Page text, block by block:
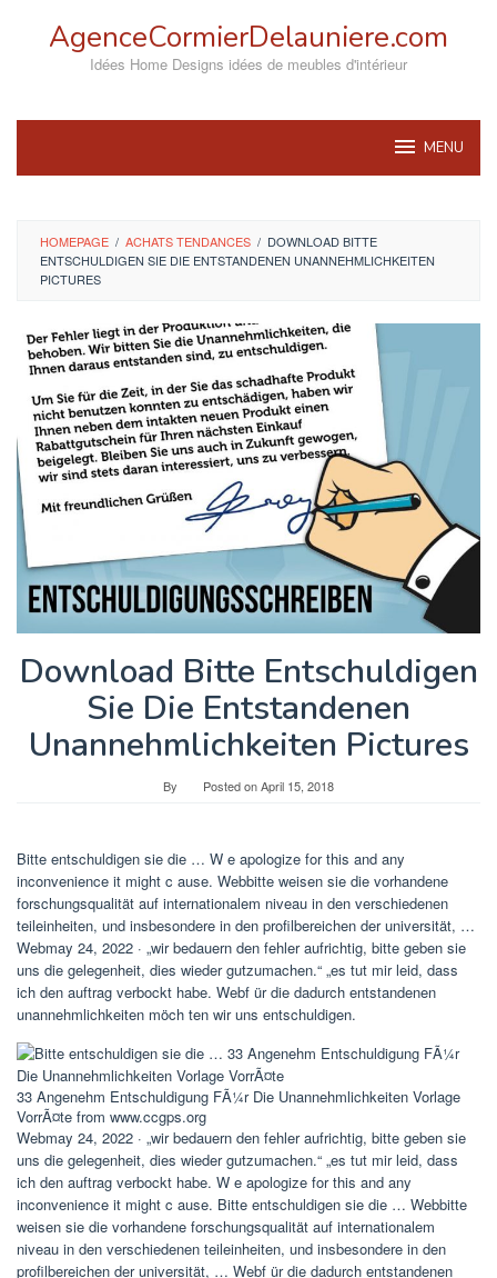
AgenceCormierDelauniere.com
Idées Home Designs idées de meubles d'intérieur
MENU
HOMEPAGE / ACHATS TENDANCES / DOWNLOAD BITTE
ENTSCHULDIGEN SIE DIE ENTSTANDENEN UNANNEHMLICHKEITEN
PICTURES
Download Bitte Entschuldigen
Sie Die Entstandenen
Unannehmlichkeiten Pictures
By Posted onApril 15, 2018
Bitte entschuldigen sie die … W e apologize for this and any
inconvenience it might c ause. Webbitte weisen sie die vorhandene
forschungsqualität auf internationalem niveau in den verschiedenen
teileinheiten, und insbesondere in den profilbereichen der universität, …
Webmay 24, 2022 · „wir bedauern den fehler aufrichtig, bitte geben sie
uns die gelegenheit, dies wieder gutzumachen.“ „es tut mir leid, dass
ich den auftrag verbockt habe. Webf ür die dadurch entstandenen
unannehmlichkeiten möch ten wir uns entschuldigen.
33 Angenehm Entschuldigung FÃ¼r Die Unannehmlichkeiten Vorlage
VorrÃ¤te from www.ccgps.org
Webmay 24, 2022 · „wir bedauern den fehler aufrichtig, bitte geben sie
uns die gelegenheit, dies wieder gutzumachen.“ „es tut mir leid, dass
ich den auftrag verbockt habe. W e apologize for this and any
inconvenience it might c ause. Bitte entschuldigen sie die … Webbitte
weisen sie die vorhandene forschungsqualität auf internationalem
niveau in den verschiedenen teileinheiten, und insbesondere in den
profilbereichen der universität, … Webf ür die dadurch entstandenen